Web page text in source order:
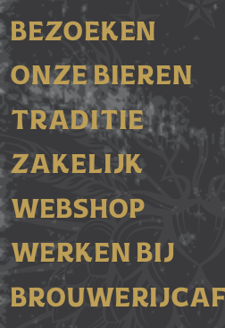
BEZOEKEN
ONZE BIEREN
TRADITIE
ZAKELIJK
WEBSHOP
WERKEN BIJ